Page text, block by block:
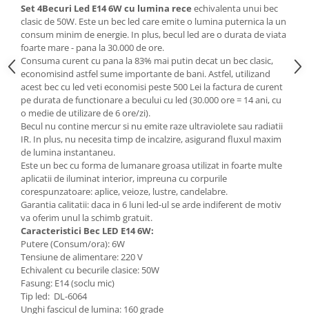
Mese gradinita
Scaune gradinita
Set mese si scaune gradinita
Mobilier copii
Mobila camera copii
Scaune birou pentru copii
Saltele patuturi copii
Paturi copii
Masa si scaune gradinita
Seturi comode living si dormitor
Set 4Becuri Led E14 6W cu lumina rece echivalenta unui bec
clasic de 50W. Este un bec led care emite o lumina puternica la un
consum minim de energie. In plus, becul led are o durata de viata
foarte mare - pana la 30.000 de ore.
Consuma curent cu pana la 83% mai putin decat un bec clasic,
economisind astfel sume importante de bani. Astfel, utilizand
acest bec cu led veti economisi peste 500 Lei la factura de curent
pe durata de functionare a becului cu led (30.000 ore = 14 ani, cu
o medie de utilizare de 6 ore/zi).
Becul nu contine mercur si nu emite raze ultraviolete sau radiatii
IR. In plus, nu necesita timp de incalzire, asigurand fluxul maxim
de lumina instantaneu.
Este un bec cu forma de lumanare groasa utilizat in foarte multe
aplicatii de iluminat interior, impreuna cu corpurile
corespunzatoare: aplice, veioze, lustre, candelabre.
Garantia calitatii: daca in 6 luni led-ul se arde indiferent de motiv
va oferim unul la schimb gratuit.
Caracteristici Bec LED E14 6W:
Putere (Consum/ora): 6W
Tensiune de alimentare: 220 V
Echivalent cu becurile clasice: 50W
Fasung: E14 (soclu mic)
Tip led: DL-6064
Unghi fascicul de lumina: 160 grade